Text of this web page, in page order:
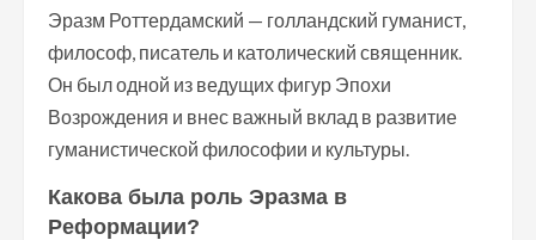
Эразм Роттердамский — голландский гуманист,
философ, писатель и католический священник.
Он был одной из ведущих фигур Эпохи
Возрождения и внес важный вклад в развитие
гуманистической философии и культуры.
Какова была роль Эразма в
Реформации?